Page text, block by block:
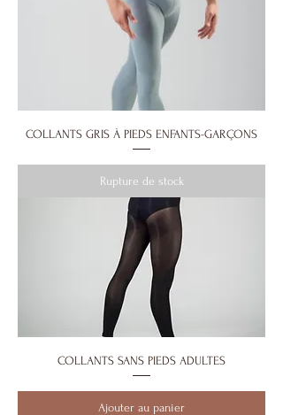
COLLANTS GRIS À PIEDS ENFANTS-GARÇONS
Rupture de stock
COLLANTS SANS PIEDS ADULTES
Ajouter au panier